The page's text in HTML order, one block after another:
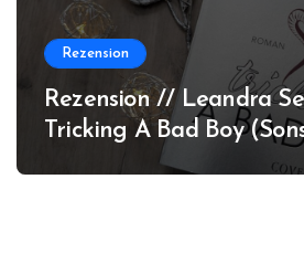
Rezension
Rezension // Leandra
Tricking A Bad Boy